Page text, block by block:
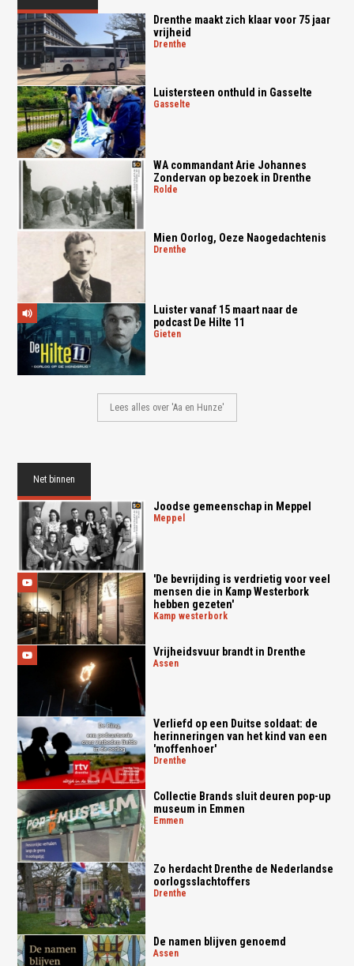
Drenthe maakt zich klaar voor 75 jaar
vrijheid
drenthe
Luistersteen onthuld in Gasselte
gasselte
WA commandant Arie Johannes
Zondervan op bezoek in Drenthe
rolde
Mien Oorlog, Oeze Naogedachtenis
drenthe
Luister vanaf 15 maart naar de
podcast De Hilte 11
gieten
Lees alles over 'Aa en Hunze'
Net binnen
Joodse gemeenschap in Meppel
meppel
'De bevrijding is verdrietig voor veel
mensen die in Kamp Westerbork
hebben gezeten'
kamp westerbork
Vrijheidsvuur brandt in Drenthe
assen
Verliefd op een Duitse soldaat: de
herinneringen van het kind van een
'moffenhoer'
drenthe
Collectie Brands sluit deuren pop-up
museum in Emmen
emmen
Zo herdacht Drenthe de Nederlandse
oorlogsslachtoffers
drenthe
De namen blijven genoemd
assen